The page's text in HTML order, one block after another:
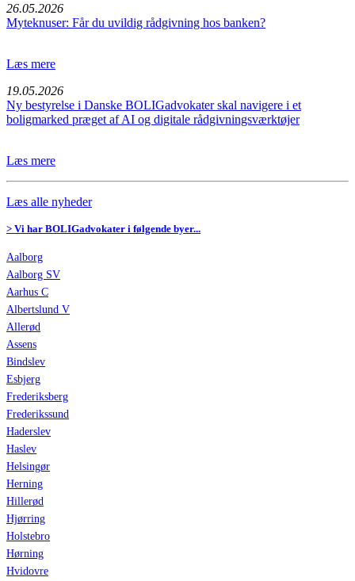
26.05.2026
Myteknuser: Får du uvildig rådgivning hos banken?
Læs mere
19.05.2026
Ny bestyrelse i Danske BOLIGadvokater skal navigere i et
boligmarked præget af AI og digitale rådgivningsværktøjer
Læs mere
Læs alle nyheder
> Vi har BOLIGadvokater i følgende byer...
Aalborg
Aalborg SV
Aarhus C
Albertslund V
Allerød
Assens
Bindslev
Esbjerg
Frederiksberg
Frederikssund
Haderslev
Haslev
Helsingør
Herning
Hillerød
Hjørring
Holstebro
Hørning
Hvidovre